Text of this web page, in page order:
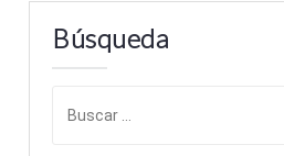
Búsqueda